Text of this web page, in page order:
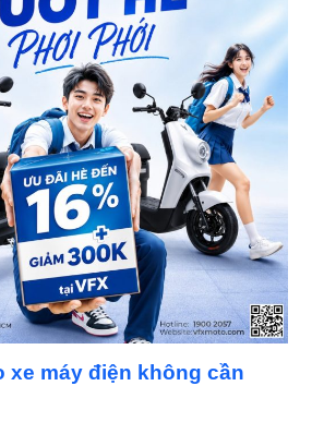
xe máy điện không cần